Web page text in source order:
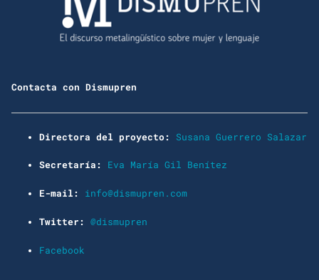
Contacta con Dismupren
Directora del proyecto: Susana Guerrero Salazar
Secretaría: Eva María Gil Benítez
E-mail: info@dismupren.com
Twitter: @dismupren
Facebook